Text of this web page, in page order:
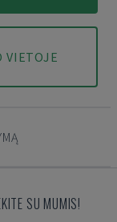
VIETOJE
SU MUMIS!